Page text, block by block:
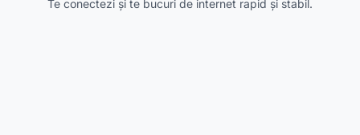
Te conectezi și te bucuri de internet rapid și stabil.